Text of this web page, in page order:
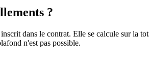
?
dans le contrat. Elle se calcule sur la
n'est pas possible.